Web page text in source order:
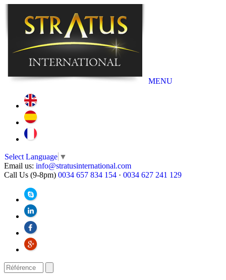
MENU
Select Language ▼
Email us: info@stratusinternational.com
Call Us (9-8pm) 0034 657 834 154 · 0034 627 241 129